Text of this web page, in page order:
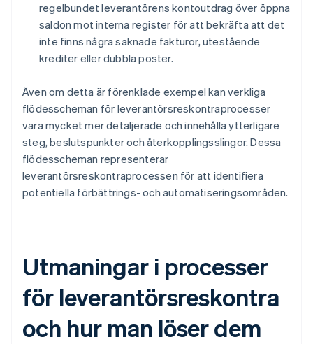
regelbundet leverantörens kontoutdrag över öppna
saldon mot interna register för att bekräfta att det
inte finns några saknade fakturor, utestående
krediter eller dubbla poster.
Även om detta är förenklade exempel kan verkliga
flödesscheman för leverantörsreskontraprocesser
vara mycket mer detaljerade och innehålla ytterligare
steg, beslutspunkter och återkopplingsslingor. Dessa
flödesscheman representerar
leverantörsreskontraprocessen för att identifiera
potentiella förbättrings- och automatiseringsområden.
Utmaningar i processer
för leverantörsreskontra
och hur man löser dem